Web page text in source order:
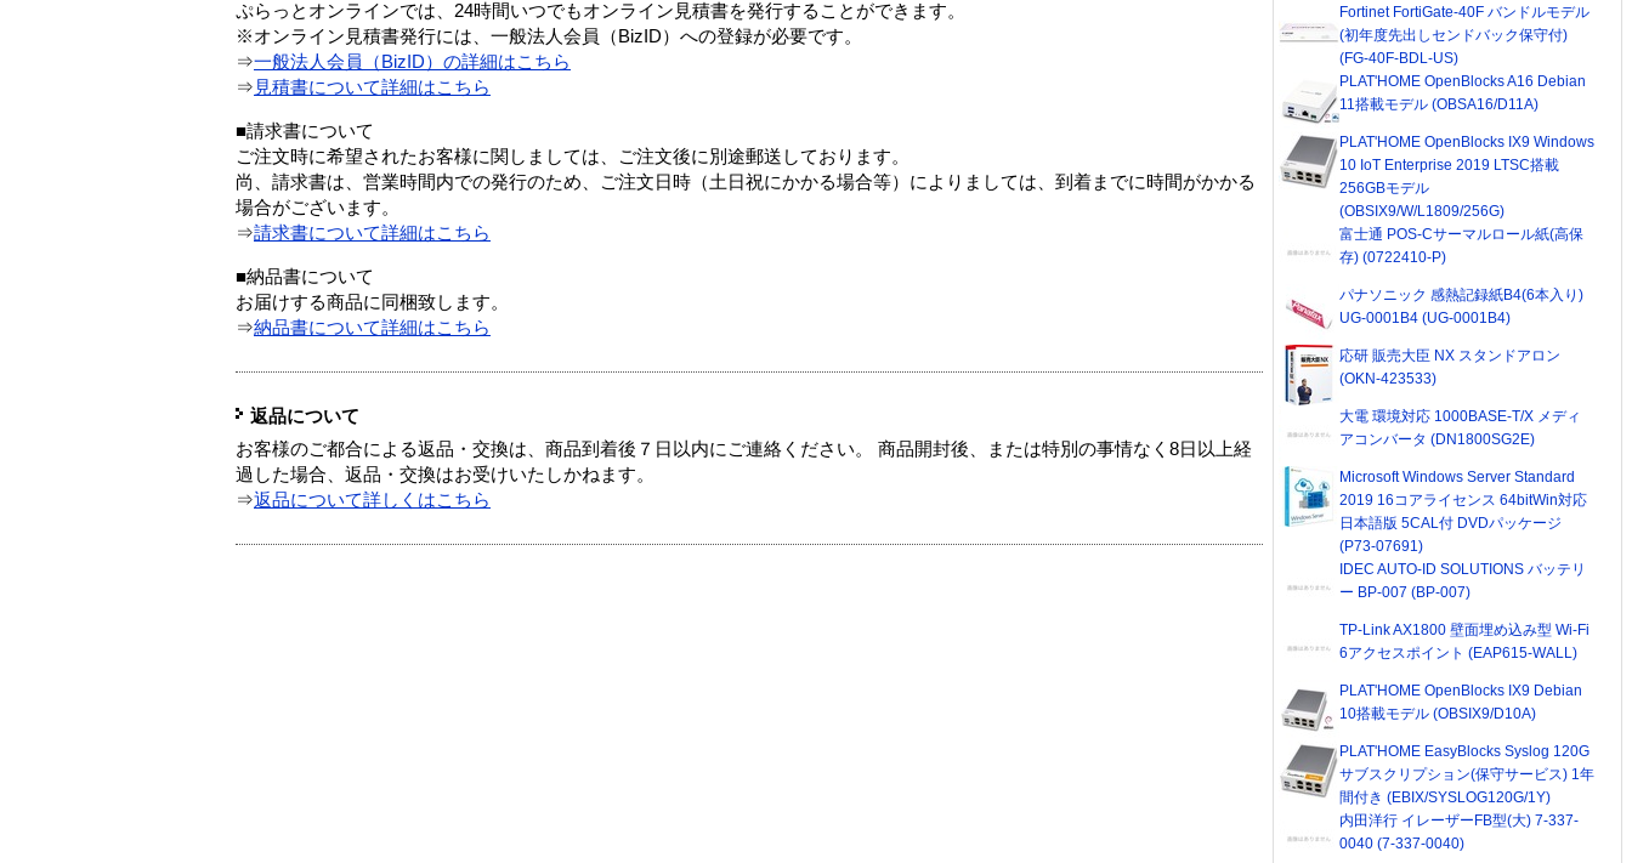
ぷらっとオンラインでは、24時間いつでもオンライン見積書を発行することができます。
※オンライン見積書発行には、一般法人会員（BizID）への登録が必要です。
⇒一般法人会員（BizID）の詳細はこちら
⇒ 見積書について詳細はこちら
■請求書について
ご注文時に希望されたお客様に関しましては、ご注文後に別途郵送しております。
尚、請求書は、営業時間内での発行のため、ご注文日時（土日祝にかかる場合等）によりましては、到着までに時間がかかる
場合がございます。
⇒請求書について詳細はこちら
■納品書について
お届けする商品に同梱致します。
⇒納品書について詳細はこちら
返品について
お客様のご都合による返品・交換は、商品到着後７日以内にご連絡ください。 商品開封後、または特別の事情なく8日以上経
過した場合、返品・交換はお受けいたしかねます。
⇒返品について詳しくはこちら
Fortinet FortiGate-40F バンドルモデル
(初年度先出しセンドバック保守付)
(FG-40F-BDL-US)
PLAT'HOME OpenBlocks A16 Debian
11搭載モデル (OBSA16/D11A)
PLAT'HOME OpenBlocks IX9 Windows
10 IoT Enterprise 2019 LTSC搭載
256GBモデル
(OBSIX9/W/L1809/256G)
富士通 POS-Cサーマルロール紙(高保
存) (0722410-P)
パナソニック 感熱記録紙B4(6本入り)
UG-0001B4 (UG-0001B4)
応研 販売大臣 NX スタンドアロン
(OKN-423533)
大電 環境対応 1000BASE-T/X メディ
アコンバータ (DN1800SG2E)
Microsoft Windows Server Standard
2019 16コアライセンス 64bitWin対応
日本語版 5CAL付 DVDパッケージ
(P73-07691)
IDEC AUTO-ID SOLUTIONS バッテリ
ー BP-007 (BP-007)
TP-Link AX1800 壁面埋め込み型 Wi-Fi
6アクセスポイント (EAP615-WALL)
PLAT'HOME OpenBlocks IX9 Debian
10搭載モデル (OBSIX9/D10A)
PLAT'HOME EasyBlocks Syslog 120G
サブスクリプション(保守サービス) 1年
間付き (EBIX/SYSLOG120G/1Y)
内田洋行 イレーザーFB型(大) 7-337-
0040 (7-337-0040)